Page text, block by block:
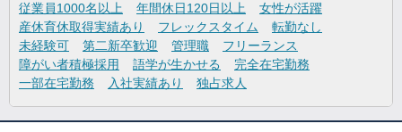
従業員1000名以上
年間休日120日以上
女性が活躍
産休育休取得実績あり
フレックスタイム
転勤なし
未経験可
第二新卒歓迎 管理職
フリーランス
障がい者積極採用
語学が生かせる
完全在宅勤務
一部在宅勤務
入社実績あり 独占求人